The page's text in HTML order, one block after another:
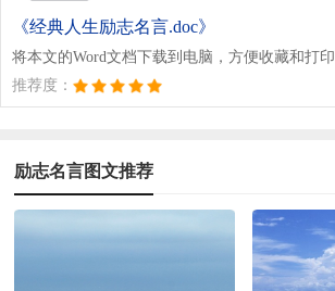
《经典人生励志名言.doc》
将本文的Word文档下载到电脑，方便收藏和打印
推荐度：
励志名言图文推荐